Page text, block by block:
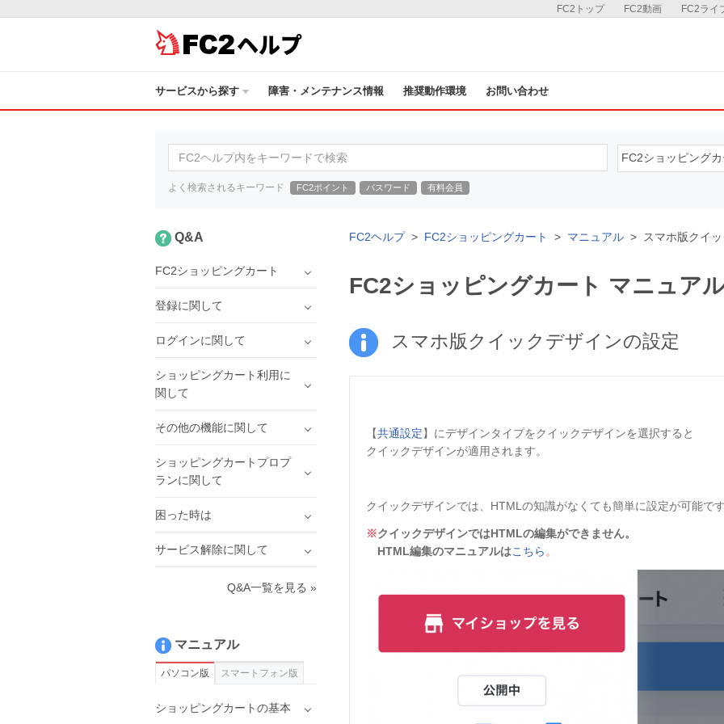
FC2ライ
FC2動画
FC2トップ
ヘルプ
サービスから探す 障害・メンテナンス情報 推奨動作環境 お問い合わせ
よく検索されるキーワード FC2ポイント パスワード 有料会員
FC2ヘルプ FC2ショッピングカート マニュアル スマホ版クイ
FC2ショッピングカート マニュア
スマホ版クイックデザインの設定
【共通設定】にデザインタイプをクイックデザインを選択すると
クイックデザインが適用されます。
クイックデザインでは、HTMLの知識がなくても簡単に設定が可能で
※クイックデザインではHTMLの編集ができません。
HTML編集のマニュアルはこちら 。
Q&A
FC2ショッピングカート
登録に関して
ログインに関して
ショッピングカート利用に
関して
その他の機能に関して
ショッピングカートプロプ
ランに関して
困った時は
サービス解除に関して
Q&A一覧を見る »
マニュアル
パソコン版 スマートフォン版
ショッピングカートの基本